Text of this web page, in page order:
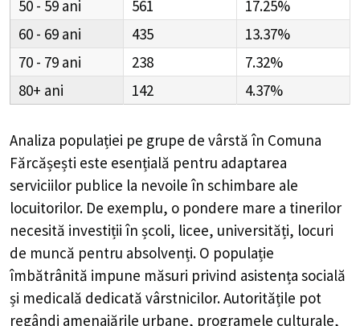
50 - 59
561
17.25%
60 - 69
435
13.37%
70 - 79
238
7.32%
80+
142 4.37%
Analiza populației pe grupe de vârstă în Comuna
Fărcășești este esențială pentru adaptarea
serviciilor publice la nevoile în schimbare ale
locuitorilor. De exemplu, o pondere mare a tinerilor
necesită investiții în școli, licee, universități, locuri
de muncă pentru absolvenți. O populație
îmbătrânită impune măsuri privind asistența socială
și medicală dedicată vârstnicilor. Autoritățile pot
regândi amenajările urbane, programele culturale,